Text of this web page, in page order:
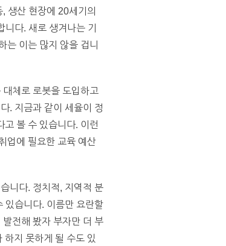
생산 현장에 20세기의
다. 새로 생겨나는 기
는 이는 많지 않을 겁니
체로 로봇을 도입하고
. 지금과 같이 세율이 정
볼 수 있습니다. 이런
업에 필요한 교육 예산
니다. 정치적, 지역적 분
있습니다. 이름만 요란할
전해 봤자 부자만 더 부
하지 못하게 될 수도 있